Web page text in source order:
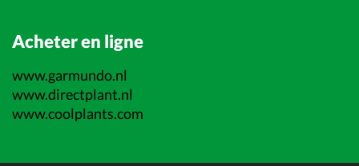
Acheter en ligne
www.garmundo.nl
www.directplant.nl
www.coolplants.com